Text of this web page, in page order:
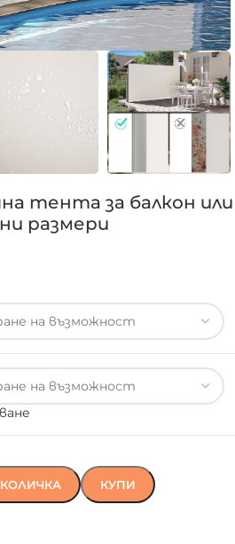
тента за балкон или
размери
КУПИ